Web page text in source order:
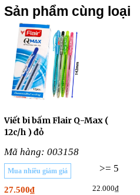
Sản phẩm cùng loại
Viết bi bấm Flair Q-Max (
12c/h ) đỏ
Mã hàng: 003158
>= 5
Mua nhiều giảm giá
27.500₫ 22.000₫